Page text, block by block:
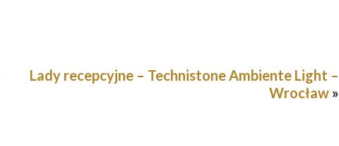
Lady recepcyjne – Technistone Ambiente Light –
Wrocław »